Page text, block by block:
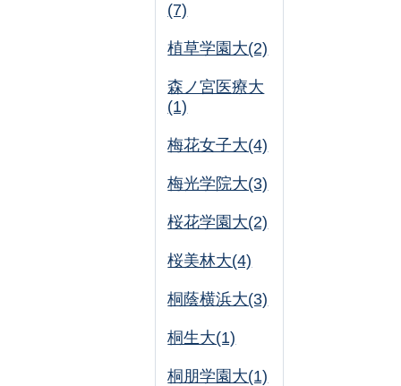
(7)
植草学園大(2)
森ノ宮医療大
(1)
梅花女子大(4)
梅光学院大(3)
桜花学園大(2)
桜美林大(4)
桐蔭横浜大(3)
桐生大(1)
桐朋学園大(1)